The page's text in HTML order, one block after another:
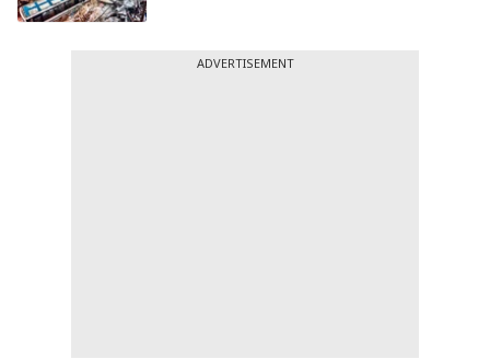
ADVERTISEMENT